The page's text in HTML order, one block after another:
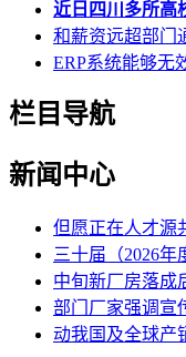
近日四川多所高
和薪资远超部门
ERP系统能够无
栏目导航
新闻中心
但愿正在人才源
三十届（2026年
中旬新厂房落成
部门厂家强调宣
动我国及全球产